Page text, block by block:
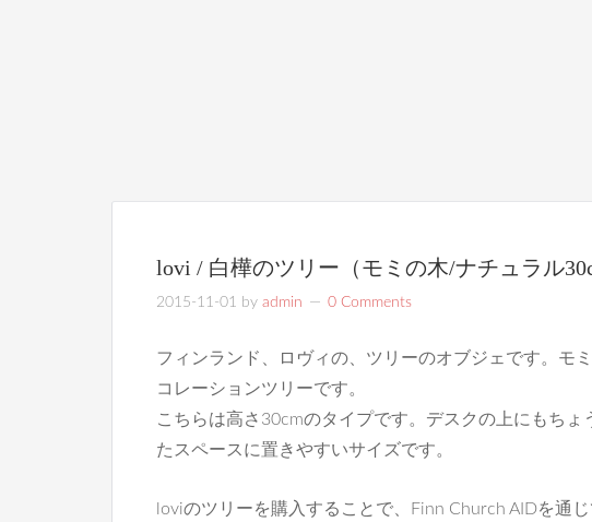
lovi / 白樺のツリー（モミの木/ナチュラル
2015-11-01 by admin 0 Comments
フィンランド、ロヴィの、ツリーのオブジェです。モ
コレーションツリーです。
こちらは高さ30cmのタイプです。デスクの上にもち
たスペースに置きやすいサイズです。
loviのツリーを購入することで、Finn Church AIDを通